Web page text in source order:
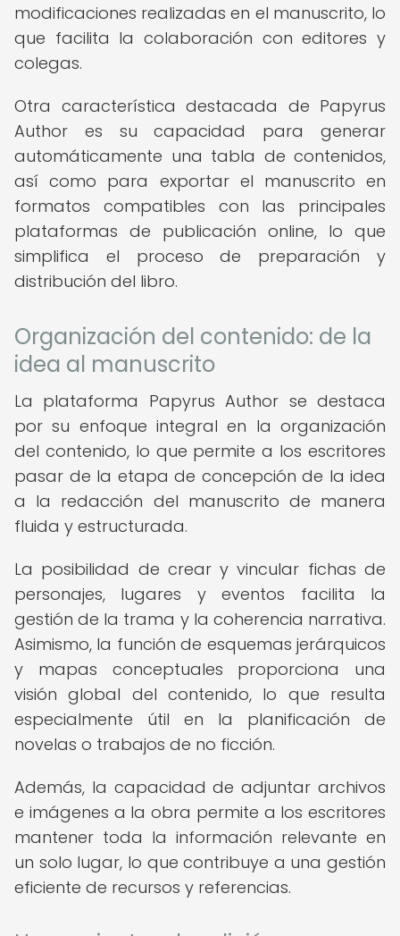
modificaciones realizadas en el manuscrito, lo
que facilita la colaboración con editores y
colegas.
Otra característica destacada de Papyrus
Author es su capacidad para generar
automáticamente una tabla de contenidos,
así como para exportar el manuscrito en
formatos compatibles con las principales
plataformas de publicación online, lo que
simplifica el proceso de preparación y
distribución del libro.
Organización del contenido: de la
idea al manuscrito
La plataforma Papyrus Author se destaca
por su enfoque integral en la organización
del contenido, lo que permite a los escritores
pasar de la etapa de concepción de la idea
a la redacción del manuscrito de manera
fluida y estructurada.
La posibilidad de crear y vincular fichas de
personajes, lugares y eventos facilita la
gestión de la trama y la coherencia narrativa.
Asimismo, la función de esquemas jerárquicos
y mapas conceptuales proporciona una
visión global del contenido, lo que resulta
especialmente útil en la planificación de
novelas o trabajos de no ficción.
Además, la capacidad de adjuntar archivos
e imágenes a la obra permite a los escritores
mantener toda la información relevante en
un solo lugar, lo que contribuye a una gestión
eficiente de recursos y referencias.